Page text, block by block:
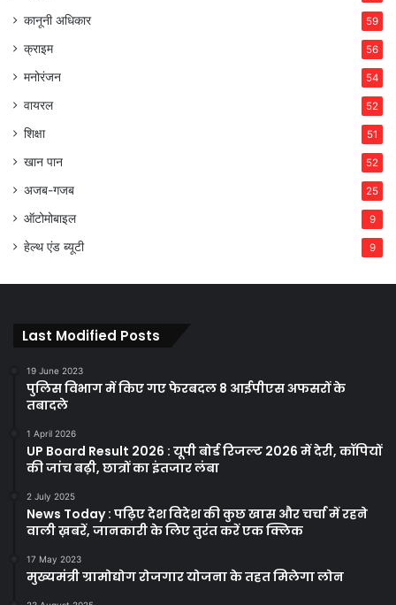
कानूनी अधिकार 59
क्राइम 56
मनोरंजन 54
वायरल 52
शिक्षा 51
खान पान 52
अजब-गजब 25
ऑटोमोबाइल 9
हेल्थ एंड ब्यूटी 9
Last Modified Posts
19 June 2023
पुलिस विभाग में किए गए फेरबदल 8 आईपीएस अफसरों के
तबादले
1 April 2026
UP Board Result 2026 : यूपी बोर्ड रिजल्ट 2026 में देरी, कॉपियों
की जांच बढ़ी, छात्रों का इंतजार लंबा
2 July 2025
News Today : पढ़िए देश विदेश की कुछ खास और चर्चा में रहने
वाली ख़बरें, जानकारी के लिए तुरंत करें एक क्लिक
17 May 2023
मुख्यमंत्री ग्रामोद्योग रोजगार योजना के तहत मिलेगा लोन